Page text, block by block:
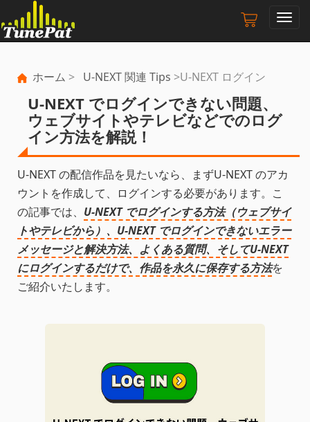
ナ
り
替
ホーム > U-NEXT 関連 Tips >U-NEXT ログイン
U-NEXT でログインできない問題、
ウェブサイトやテレビなどでのログ
イン方法を解説！
U-NEXT の配信作品を見たいなら、まずU-NEXT のアカ
ウントを作成して、ログインする必要があります。こ
の記事では、 U-NEXT でログインする方法（ウェブサイ
トやテレビから）、U-NEXT でログインできないエラー
メッセージと解決方法、よくある質問、そしてU-NEXT
にログインするだけで、作品を永久に保存する方法を
ご紹介いたします。